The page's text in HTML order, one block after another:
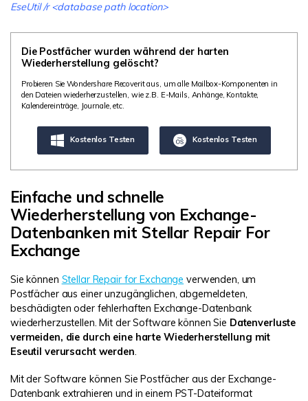
EseUtil /r <database path location>
Die Postfächer wurden während der harten
Wiederherstellung gelöscht?
Probieren Sie Wondershare Recoverit aus, um alle Mailbox-Komponenten in
den Dateien wiederherzustellen, wie z.B. E-Mails, Anhänge, Kontakte,
Kalendereinträge, Journale, etc.
Kostenlos Testen Kostenlos Testen
Einfache und schnelle
Wiederherstellung von Exchange-
Datenbanken mit Stellar Repair For
Exchange
Sie können Stellar Repair for Exchange verwenden, um
Postfächer aus einer unzugänglichen, abgemeldeten,
beschädigten oder fehlerhaften Exchange-Datenbank
wiederherzustellen. Mit der Software können Sie Datenverluste
vermeiden, die durch eine harte Wiederherstellung mit
Eseutil verursacht werden.
Mit der Software können Sie Postfächer aus der Exchange-
Datenbank extrahieren und in einem PST-Dateiformat